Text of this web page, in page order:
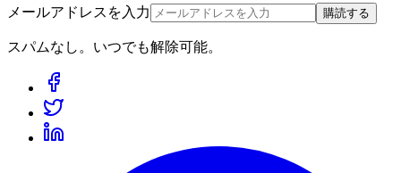
メールアドレスを入力 購読する
スパムなし。いつでも解除可能。